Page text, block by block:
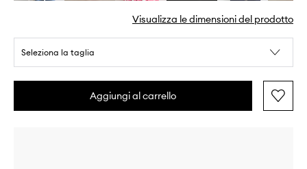
Visualizza le dimensioni del prodotto
Seleziona la taglia
Aggiungi al carrello